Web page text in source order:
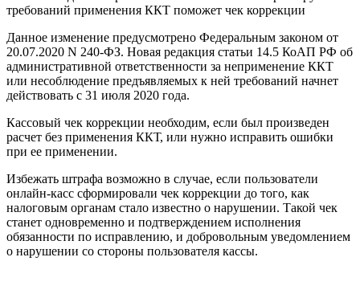
требований применения ККТ поможет чек коррекции
Данное изменение предусмотрено Федеральным законом от
20.07.2020 N 240-ФЗ. Новая редакция статьи 14.5 КоАП РФ об
административной ответственности за неприменение ККТ
или несоблюдение предъявляемых к ней требований начнет
действовать с 31 июля 2020 года.
Кассовый чек коррекции необходим, если был произведен
расчет без применения ККТ, или нужно исправить ошибки
при ее применении.
Избежать штрафа возможно в случае, если пользователи
онлайн-касс сформировали чек коррекции до того, как
налоговым органам стало известно о нарушении. Такой чек
станет одновременно и подтверждением исполнения
обязанности по исправлению, и добровольным уведомлением
о нарушении со стороны пользователя кассы.